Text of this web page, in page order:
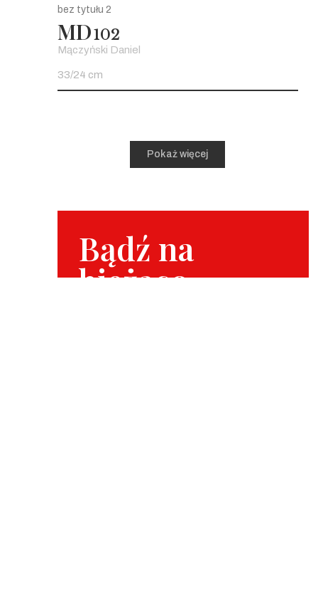
bez tytułu 2
MD102
Mączyński Daniel
33/24 cm
Pokaż więcej
Bądź na
bieżąco